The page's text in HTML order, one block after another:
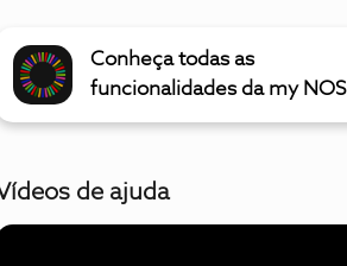
Conheça todas as
funcionalidades da my NOS
de ajuda